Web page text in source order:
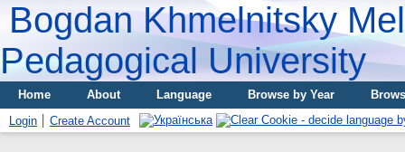
Bogdan Khmelnitsky
Pedagogical University
Home About Language Browse by Year
Login
Create Account